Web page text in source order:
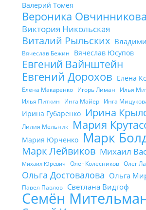
Валерий Томея
Вероника Овчинникова
Виктория Никольская
Виталий Рыльских
Вячеслав Бежин Вячеслав Юсупов
Евгений Вайнштейн
Евгений Дорохов Елена
Елена Макаренко Игорь Лиман
Илья
Илья Питкин
Инга Майер Инга
Ирина Губаренко Ирина
Лилия Мельник Мария
Мария Юрченко Марк
Марк Лейвиков Михаил
Михаил Юревич Олег Колесников Олег
Ольга Достовалова Ольга
Павел Павлов Светлана Видгоф
Семён